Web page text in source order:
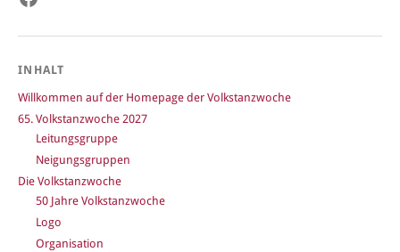
INHALT
Willkommen auf der Homepage der Volkstanzwoche
65. Volkstanzwoche 2027
Leitungsgruppe
Neigungsgruppen
Die Volkstanzwoche
50 Jahre Volkstanzwoche
Logo
Organisation